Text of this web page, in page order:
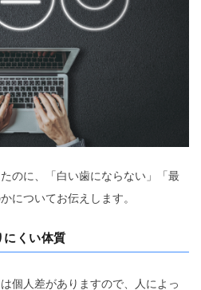
のに、「白い歯にならない」「最
についてお伝えします。
くい体質
個人差がありますので、人によっ